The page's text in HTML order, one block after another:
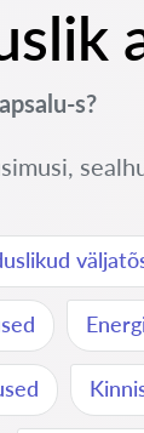
s?